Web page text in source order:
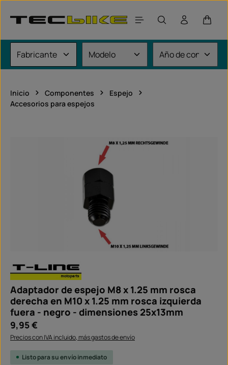
El
Inicio Componentes
Espejo
Accesorios para espejos
Adaptador de espejo M8 x 1.25 mm rosca
derecha en M10 x 1.25 mm rosca izquierda
fuera - negro - dimensiones 25x13mm
Precio normal:
9,95 €
Precios con IVA incluido, más gastos de envío
Listo para su envío inmediato